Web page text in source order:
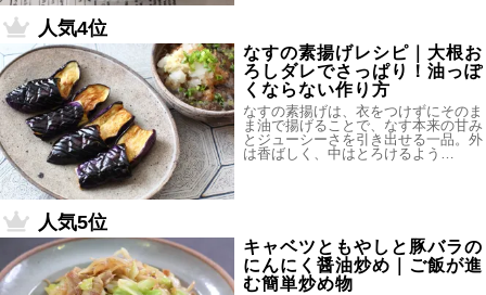
人気4位
なすの素揚げレシピ｜大根お
ろしダレでさっぱり！油っぽ
くならない作り方
なすの素揚げは、衣をつけずにそのま
ま油で揚げることで、なす本来の甘み
とジューシーさを引き出せる一品。外
は香ばしく、中はとろけるよう…
人気5位
キャベツともやしと豚バラの
にんにく醤油炒め｜ご飯が進
む簡単炒め物